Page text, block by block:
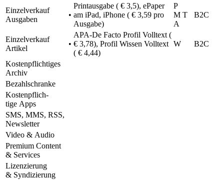
Einzel­ver­kauf
Ausgaben
•
Print­aus­gabe ( € 3,5), ePaper
am iPad, iPhone ( € 3,59 pro
Ausgabe)
P
M T
A
B2C
Einzel­ver­kauf
Artikel
•
APA-De Facto Profil Voll­text (
€ 3,78), Profil Wissen Voll­text
( € 4,44)
W B2C
Kosten­pflich­ti­ges
Archiv
Bezahl­schranke
Kosten­pflich­
tige Apps
SMS, MMS, RSS,
Newsletter
Video & Audio
Premium Content
& Services
Lizen­zie­rung
& Syndizierung